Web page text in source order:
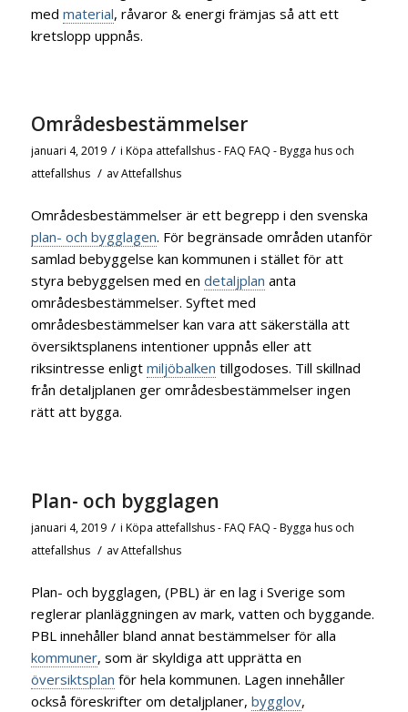
med material, råvaror & energi främjas så att ett
kretslopp uppnås.
Områdesbestämmelser
januari 4, 2019 / i Köpa attefallshus - FAQ FAQ - Bygga hus och
attefallshus / avAttefallshus
Områdesbestämmelser är ett begrepp i den svenska
plan- och bygglagen. För begränsade områden utanför
samlad bebyggelse kan kommunen i stället för att
styra bebyggelsen med en detaljplan anta
områdesbestämmelser. Syftet med
områdesbestämmelser kan vara att säkerställa att
översiktsplanens intentioner uppnås eller att
riksintresse enligt miljöbalken tillgodoses. Till skillnad
från detaljplanen ger områdesbestämmelser ingen
rätt att bygga.
Plan- och bygglagen
januari 4, 2019 / i Köpa attefallshus - FAQ FAQ - Bygga hus och
attefallshus / avAttefallshus
Plan- och bygglagen, (PBL) är en lag i Sverige som
reglerar planläggningen av mark, vatten och byggande.
PBL innehåller bland annat bestämmelser för alla
kommuner, som är skyldiga att upprätta en
översiktsplan för hela kommunen. Lagen innehåller
också föreskrifter om detaljplaner, bygglov,